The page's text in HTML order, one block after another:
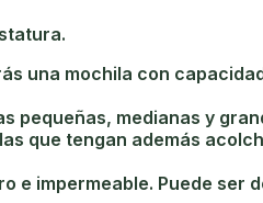
una mochila con
pequeñas, medianas y
que tengan además
impermeable. Puede ser